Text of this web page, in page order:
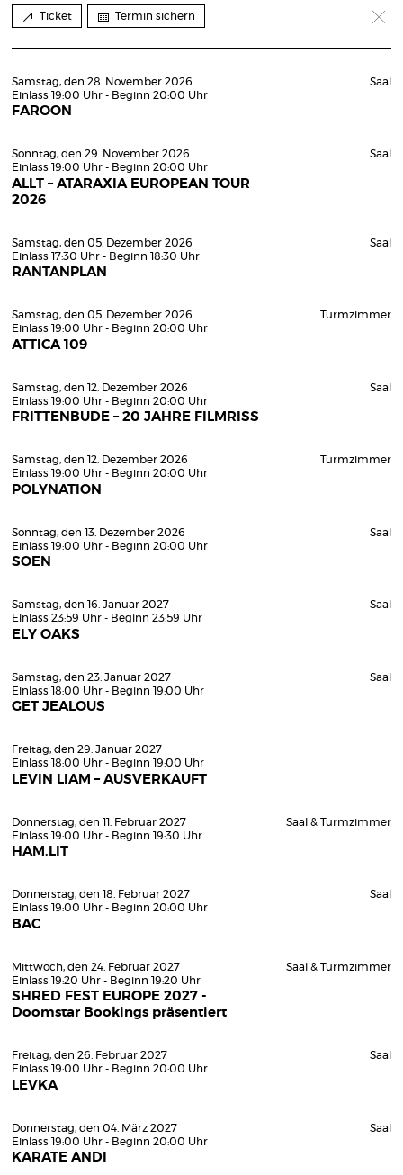
Ticket Termin sichern
Samstag, den 28. November 2026
Einlass 19:00 Uhr - Beginn 20:00 Uhr
FAROON
Saal
Sonntag, den 29. November 2026
Einlass 19:00 Uhr - Beginn 20:00 Uhr
ALLT – ATARAXIA EUROPEAN TOUR
2026
Saal
Samstag, den 05. Dezember 2026
Einlass 17:30 Uhr - Beginn 18:30 Uhr
RANTANPLAN
Saal
Samstag, den 05. Dezember 2026
Einlass 19:00 Uhr - Beginn 20:00 Uhr
ATTICA 109
Turmzimmer
Samstag, den 12. Dezember 2026
Einlass 19:00 Uhr - Beginn 20:00 Uhr
FRITTENBUDE – 20 JAHRE FILMRISS
Saal
Samstag, den 12. Dezember 2026
Einlass 19:00 Uhr - Beginn 20:00 Uhr
POLYNATION
Turmzimmer
Sonntag, den 13. Dezember 2026
Einlass 19:00 Uhr - Beginn 20:00 Uhr
SOEN
Saal
Samstag, den 16. Januar 2027
Einlass 23:59 Uhr - Beginn 23:59 Uhr
ELY OAKS
Saal
Samstag, den 23. Januar 2027
Einlass 18:00 Uhr - Beginn 19:00 Uhr
GET JEALOUS
Saal
Freitag, den 29. Januar 2027
Einlass 18:00 Uhr - Beginn 19:00 Uhr
LEVIN LIAM – AUSVERKAUFT
Donnerstag, den 11. Februar 2027
Einlass 19:00 Uhr - Beginn 19:30 Uhr
HAM.LIT
Saal & Turmzimmer
Donnerstag, den 18. Februar 2027
Einlass 19:00 Uhr - Beginn 20:00 Uhr
BAC
Saal
Mittwoch, den 24. Februar 2027
Einlass 19:20 Uhr - Beginn 19:20 Uhr
SHRED FEST EUROPE 2027 -
Doomstar Bookings präsentiert
Saal & Turmzimmer
Freitag, den 26. Februar 2027
Einlass 19:00 Uhr - Beginn 20:00 Uhr
LEVKA
Saal
Donnerstag, den 04. März 2027
Einlass 19:00 Uhr - Beginn 20:00 Uhr
KARATE ANDI
Saal